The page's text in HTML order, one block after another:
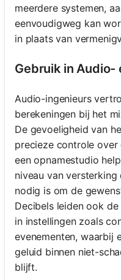
meerdere systemen,
eenvoudigweg kan
in plaats van
Gebruik in
Audio-ingenieurs
berekeningen bij het
De gevoeligheid van
precieze controle over
een opnamestudio
niveau van
nodig is om de
Decibels leiden ook
in instellingen zoals
evenementen, waarbij
geluid binnen niet-
blijft.